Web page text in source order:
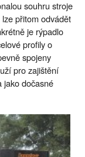
souhru stroje
přitom odvádět
je rýpadlo
profily o
spojeny
pro zajištění
jako dočasné